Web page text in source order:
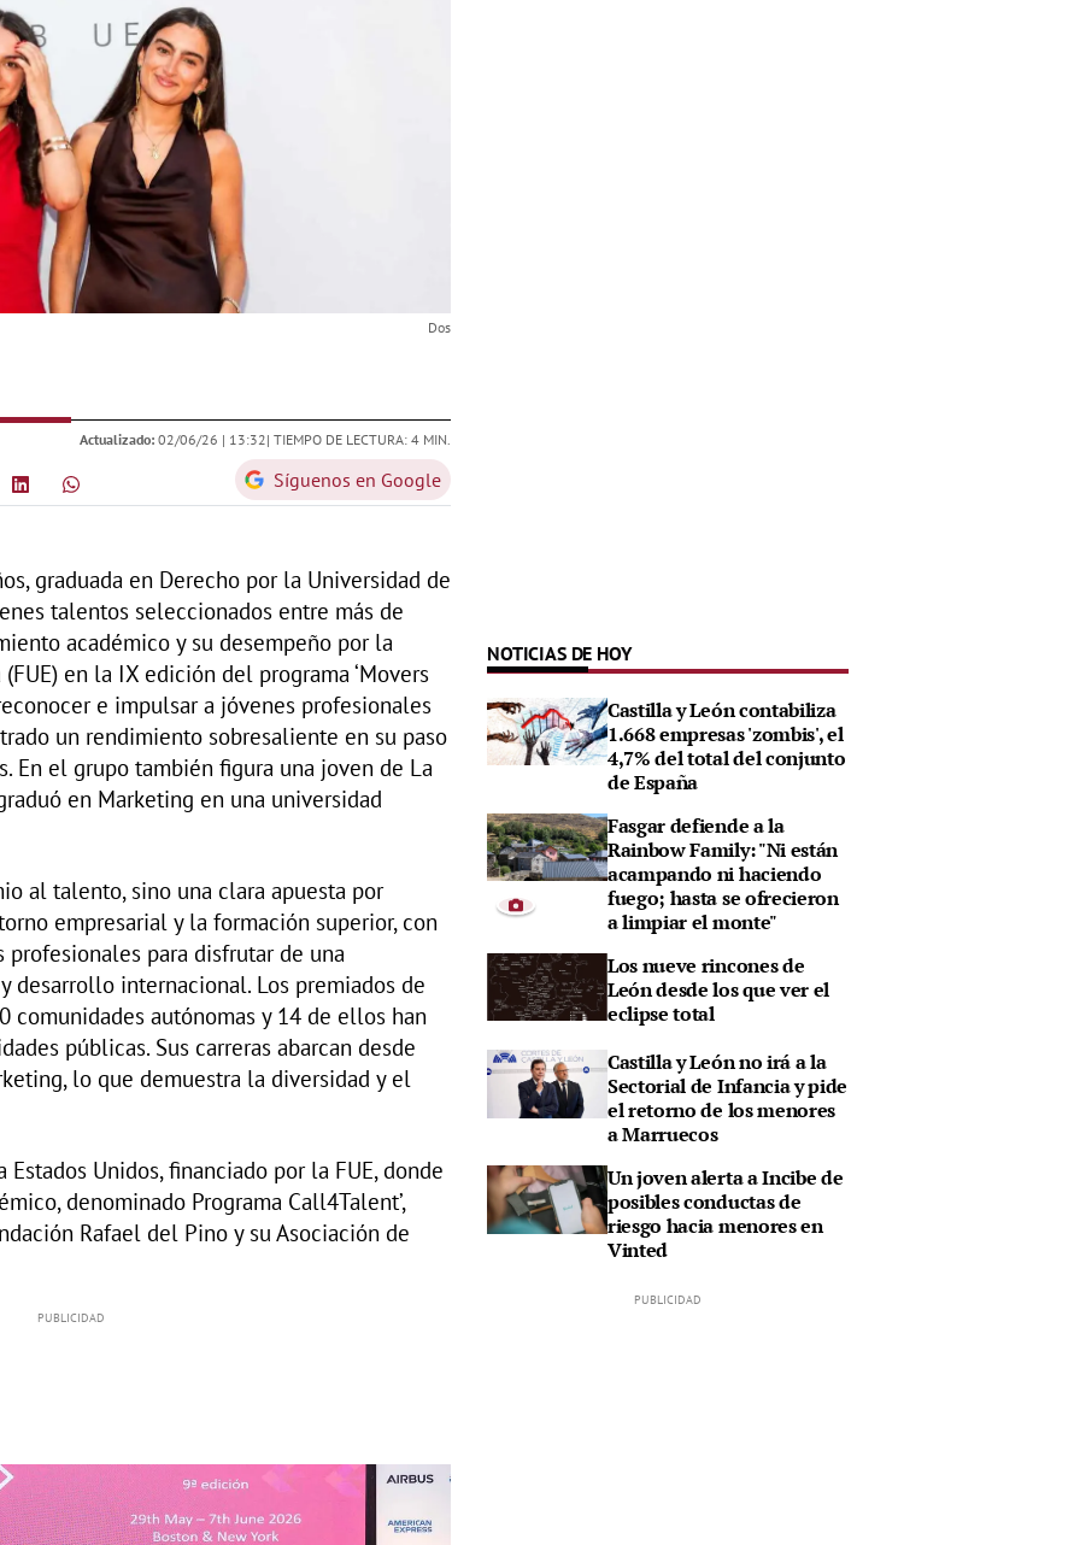
Dos
Actualizado: 02/06/26 | 13:32| TIEMPO DE LECTURA: 4 MIN.
Síguenos en Google
graduada en Derecho por la Universidad de
talentos seleccionados entre más de
académico y su desempeño por la
en la IX edición del programa ‘Movers
e impulsar a jóvenes profesionales
un rendimiento sobresaliente en su paso
En el grupo también figura una joven de La
en Marketing en una universidad
al talento, sino una clara apuesta por
empresarial y la formación superior, con
para disfrutar de una
desarrollo internacional. Los premiados de
comunidades autónomas y 14 de ellos han
públicas. Sus carreras abarcan desde
lo que demuestra la diversidad y el
Unidos, financiado por la FUE, donde
denominado Programa Call4Talent’,
Rafael del Pino y su Asociación de
NOTICIAS DE HOY
Castilla y León contabiliza
1.668 empresas 'zombis', el
4,7% del total del conjunto
de España
Fasgar defiende a la
Rainbow Family: "Ni están
acampando ni haciendo
fuego; hasta se ofrecieron
a limpiar el monte"
Los nueve rincones de
León desde los que ver el
eclipse total
Castilla y León no irá a la
Sectorial de Infancia y pide
el retorno de los menores
a Marruecos
Un joven alerta a Incibe de
posibles conductas de
riesgo hacia menores en
Vinted